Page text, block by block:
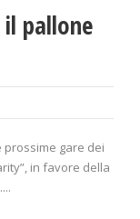
pallone
prossime gare dei
in favore della